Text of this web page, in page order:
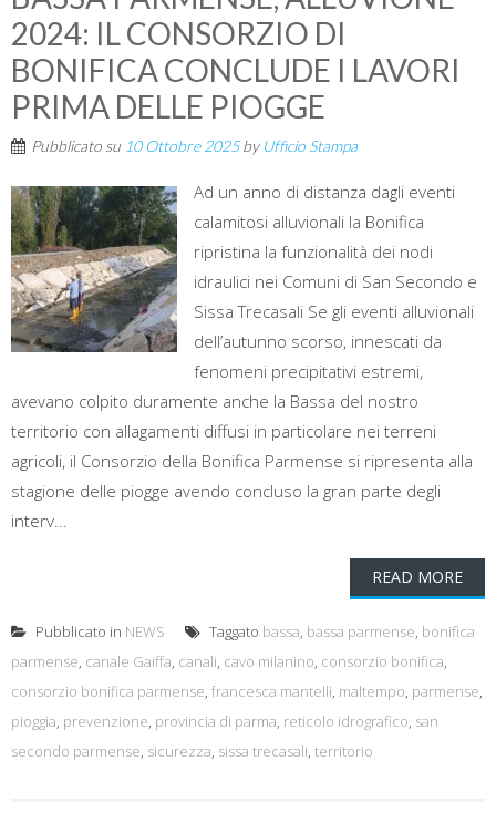
2024: IL CONSORZIO DI
BONIFICA CONCLUDE I LAVORI
PRIMA DELLE PIOGGE
Pubblicato su 10 Ottobre 2025by Ufficio Stampa
Ad un anno di distanza dagli eventi
calamitosi alluvionali la Bonifica
ripristina la funzionalità dei nodi
idraulici nei Comuni di San Secondo e
Sissa Trecasali Se gli eventi alluvionali
dell’autunno scorso, innescati da
fenomeni precipitativi estremi,
avevano colpito duramente anche la Bassa del nostro
territorio con allagamenti diffusi in particolare nei terreni
agricoli, il Consorzio della Bonifica Parmense si ripresenta alla
stagione delle piogge avendo concluso la gran parte degli
interv...
READ MORE
Pubblicato in NEWS Taggato bassa, bassa parmense, bonifica
parmense, canale Gaiffa, canali, cavo milanino, consorzio bonifica,
consorzio bonifica parmense, francesca mantelli, maltempo, parmense,
pioggia, prevenzione, provincia di parma, reticolo idrografico, san
secondo parmense, sicurezza, sissa trecasali, territorio